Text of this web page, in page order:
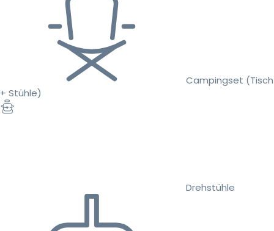
Campingset (Tisch
+ Stühle)
Drehstühle